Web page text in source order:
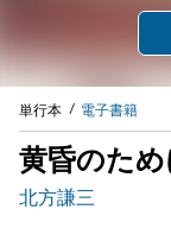
単行本 電子書籍
黄昏のため
北方謙三